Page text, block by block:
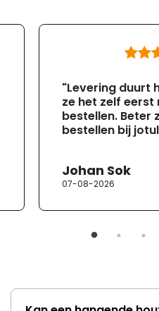
"Levering duurt
ze het zelf eerst
bestellen. Beter
bestellen bij
Johan Sok
07-08-2026